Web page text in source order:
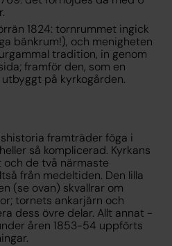
1824: tornrummet ingick
bänkrum!), och menigheten
tradition, in genom
framför den, som en
på kyrkogården.
framträder föga i
så komplicerad. Kyrkans
de två närmaste
från medeltiden. Den lilla
(se ovan) skvallrar om
tornets ankarjärn och
dess övre delar. Allt annat -
åren 1853-54 uppförts